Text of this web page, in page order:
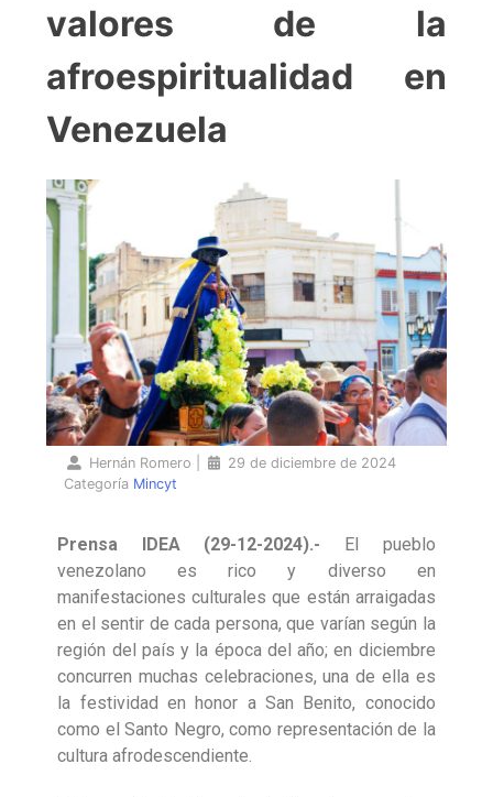
valores de la
afroespiritualidad en
Venezuela
Hernán Romero
29 de diciembre de 2024
Categoría Mincyt
Prensa IDEA (29-12-2024).- El pueblo
venezolano es rico y diverso en
manifestaciones culturales que están arraigadas
en el sentir de cada persona, que varían según la
región del país y la época del año; en diciembre
concurren muchas celebraciones, una de ella es
la festividad en honor a San Benito, conocido
como el Santo Negro, como representación de la
cultura afrodescendiente.